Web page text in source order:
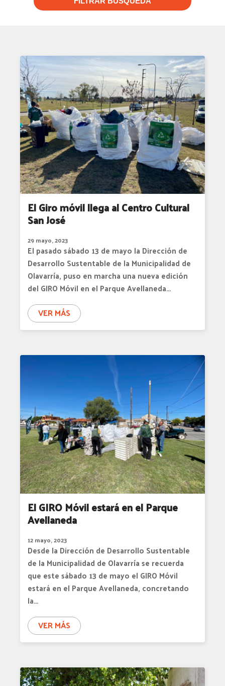
El Giro móvil llega al Centro Cultural
San José
29 mayo, 2023
El pasado sábado 13 de mayo la Dirección de
Desarrollo Sustentable de la Municipalidad de
Olavarría, puso en marcha una nueva edición
del GIRO Móvil en el Parque Avellaneda…
VER MÁS
El GIRO Móvil estará en el Parque
Avellaneda
12 mayo, 2023
Desde la Dirección de Desarrollo Sustentable
de la Municipalidad de Olavarría se recuerda
que este sábado 13 de mayo el GIRO Móvil
estará en el Parque Avellaneda, concretando
la…
VER MÁS